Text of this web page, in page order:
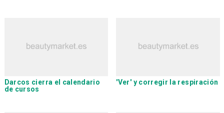
Darcos cierra el calendario
de cursos
'Ver' y corregir la respiración